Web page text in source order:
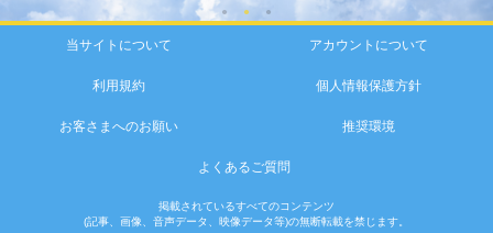
当サイトについて アカウントについて
利用規約 個人情報保護方針
お客さまへのお願い 推奨環境
よくあるご質問
掲載されているすべてのコンテンツ
(記事、画像、音声データ、映像データ等)の無断転載を禁じます。